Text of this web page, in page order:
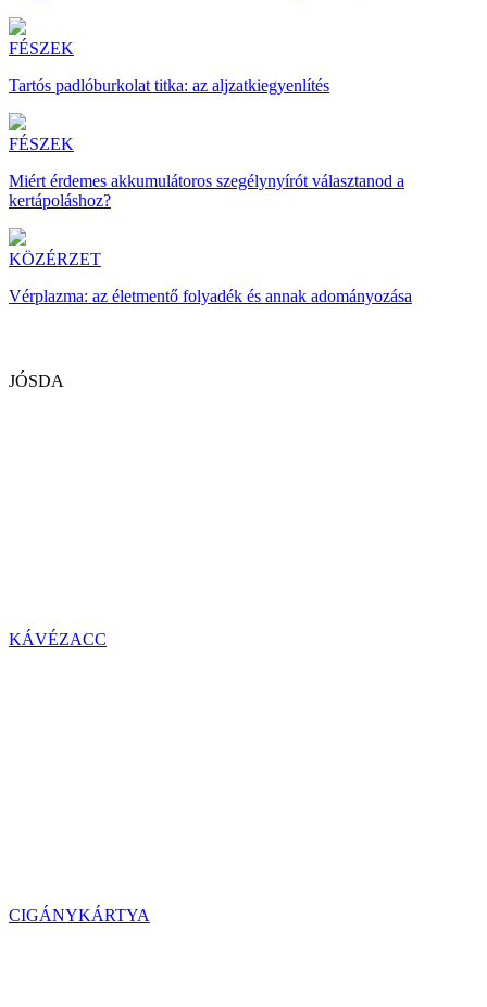
FÉSZEK
Tartós padlóburkolat titka: az aljzatkiegyenlítés
FÉSZEK
Miért érdemes akkumulátoros szegélynyírót választanod a
kertápoláshoz?
KÖZÉRZET
Vérplazma: az életmentő folyadék és annak adományozása
JÓSDA
KÁVÉZACC
CIGÁNYKÁRTYA